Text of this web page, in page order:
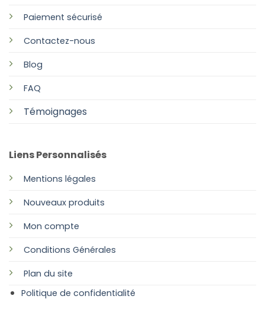
Paiement sécurisé
Contactez-nous
Blog
FAQ
Témoignages
Liens Personnalisés
Mentions légales
Nouveaux produits
Mon compte
Conditions Générales
Plan du site
Politique de confidentialité